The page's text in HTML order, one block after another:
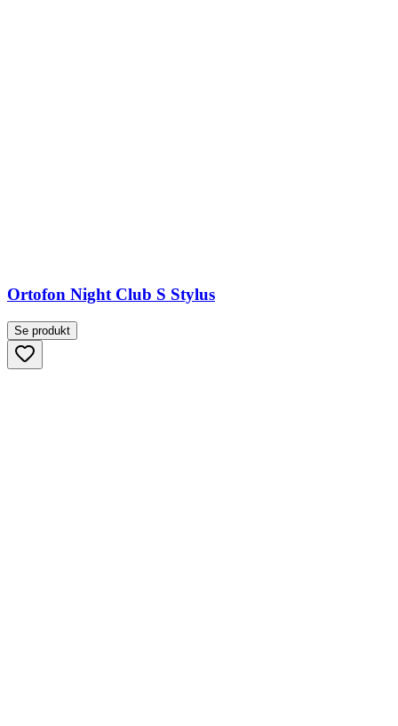
Ortofon Night Club S Stylus
Se produkt